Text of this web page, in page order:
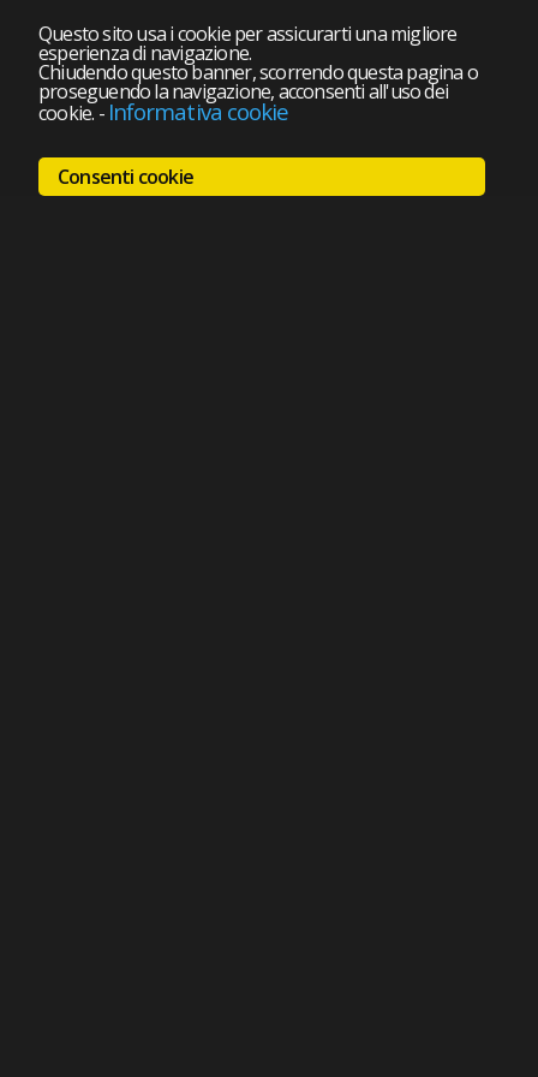
Questo sito usa i cookie per assicurarti una migliore
esperienza di navigazione.
Chiudendo questo banner, scorrendo questa pagina o
proseguendo la navigazione, acconsenti all'uso dei
cookie. - Informativa cookie
Consenti cookie